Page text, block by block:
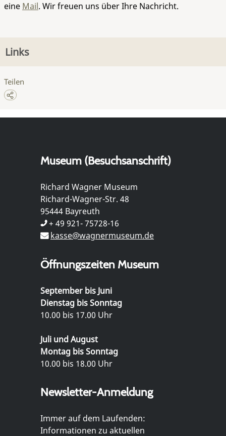
eine Mail. Wir freuen uns über Ihre Nachricht.
Links
Teilen
Museum (Besuchsanschrift)
Richard Wagner Museum
Richard-Wagner-Str. 48
95444 Bayreuth
+ 49 921- 75728-16
kasse@wagnermuseum.de
Öffnungszeiten Museum
September bis Juni
Dienstag bis Sonntag
10.00 bis 17.00 Uhr
Juli und August
Montag bis Sonntag
10.00 bis 18.00 Uhr
Newsletter-Anmeldung
Immer auf dem Laufenden:
Informationen zu aktuellen